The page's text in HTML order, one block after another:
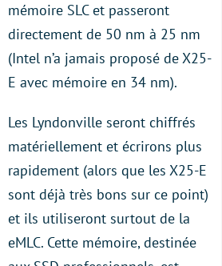
mémoire SLC et passeront
directement de 50 nm à 25 nm
(Intel n’a jamais proposé de X25-
E avec mémoire en 34 nm).
Les Lyndonville seront chiffrés
matériellement et écrirons plus
rapidement (alors que les X25-E
sont déjà très bons sur ce point)
et ils utiliseront surtout de la
eMLC. Cette mémoire, destinée